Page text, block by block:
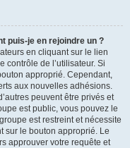
puis-je en rejoindre un ?
en cliquant sur le lien
contrôle de l’utilisateur. Si
approprié. Cependant,
aux nouvelles adhésions.
peuvent être privés et
est public, vous pouvez le
est restreint et nécessite
sur le bouton approprié. Le
approuver votre requête et